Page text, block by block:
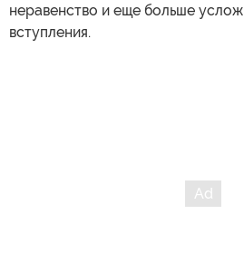
неравенство и еще больше
вступления.